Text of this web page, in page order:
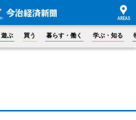
遊ぶ 買う 暮らす・働く 学ぶ・知る